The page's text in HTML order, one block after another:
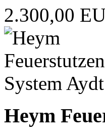
2.300,00
Heym